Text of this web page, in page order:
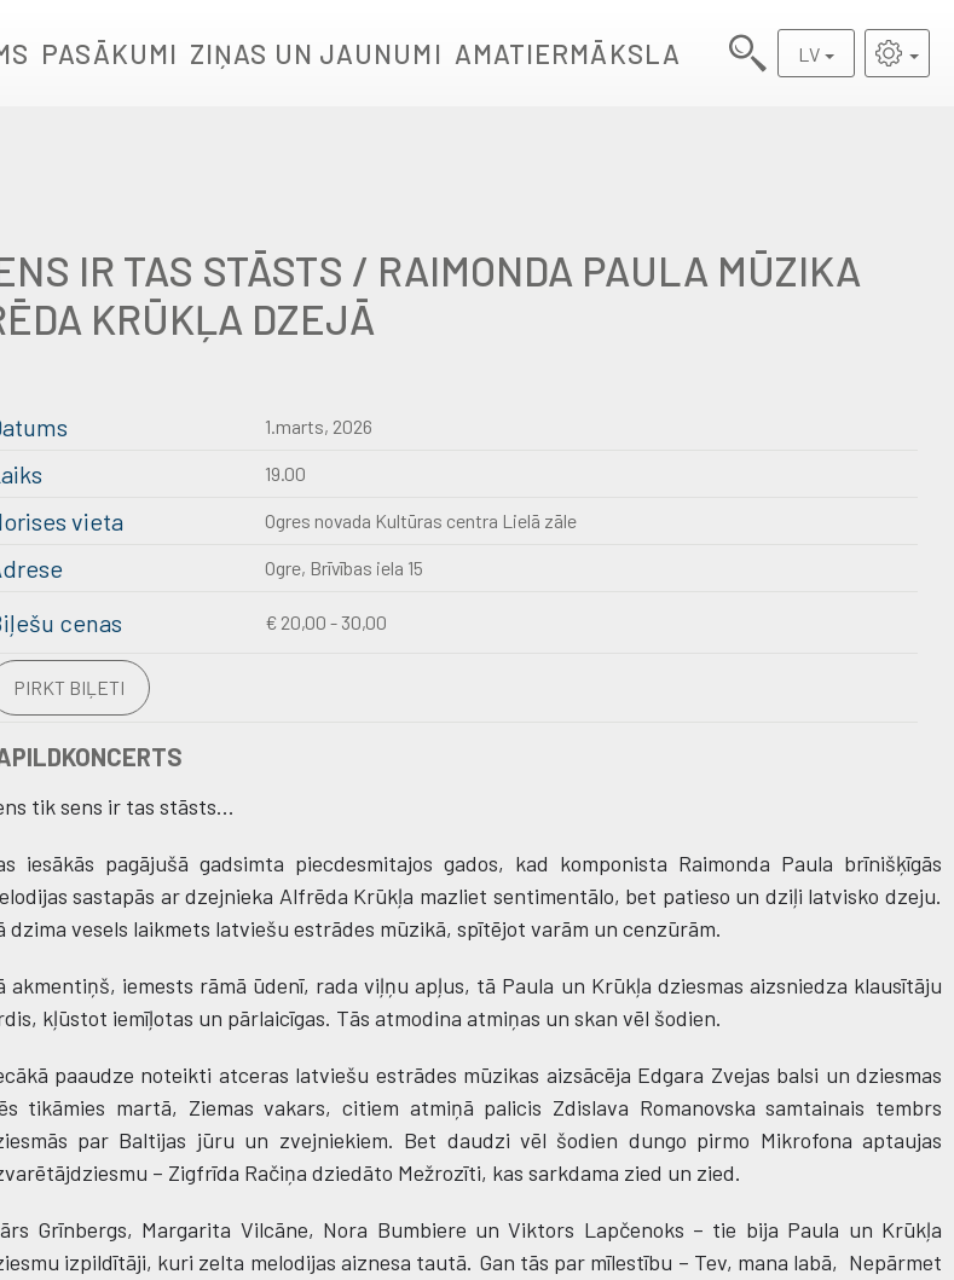
PASĀKUMI ZIŅAS UN JAUNUMI AMATIERMĀKSLA LV
IR TAS STĀSTS / RAIMONDA PAULA MŪZIKA
KRŪKĻA DZEJĀ
1.marts, 2026
19.00
vieta Ogres novada Kultūras centra Lielā zāle
Ogre, Brīvības iela 15
cenas € 20,00 - 30,00
PIRKT BIĻETI
tik sens ir tas stāsts...
iesākās pagājušā gadsimta piecdesmitajos gados, kad komponista Raimonda Paula brīnišķīgās
sastapās ar dzejnieka Alfrēda Krūkļa mazliet sentimentālo, bet patieso un dziļi latvisko dzeju.
dzima vesels laikmets latviešu estrādes mūzikā, spītējot varām un cenzūrām.
akmentiņš, iemests rāmā ūdenī, rada viļņu apļus, tā Paula un Krūkļa dziesmas aizsniedza klausītāju
kļūstot iemīļotas un pārlaicīgas. Tās atmodina atmiņas un skan vēl šodien.
paaudze noteikti atceras latviešu estrādes mūzikas aizsācēja Edgara Zvejas balsi un dziesmas
tikāmies martā, Ziemas vakars, citiem atmiņā palicis Zdislava Romanovska samtainais tembrs
par Baltijas jūru un zvejniekiem. Bet daudzi vēl šodien dungo pirmo Mikrofona aptaujas
– Zigfrīda Račiņa dziedāto Mežrozīti, kas sarkdama zied un zied.
Grīnbergs, Margarita Vilcāne, Nora Bumbiere un Viktors Lapčenoks – tie bija Paula un Krūkļa
izpildītāji, kuri zelta melodijas aiznesa tautā. Gan tās par mīlestību – Tev, mana labā, Nepārmet